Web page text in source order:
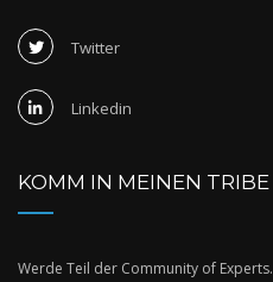
Twitter
Linkedin
KOMM IN MEINEN TRIBE
Werde Teil der Community of Experts.